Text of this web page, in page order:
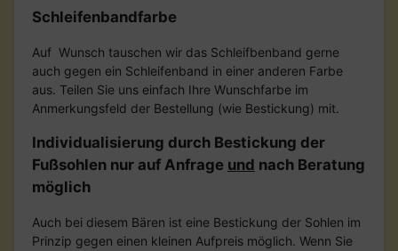
Schleifenbandfarbe
Auf Wunsch tauschen wir das Schleifbenband gerne
auch gegen ein Schleifenband in einer anderen Farbe
aus. Teilen Sie uns einfach Ihre Wunschfarbe im
Anmerkungsfeld der Bestellung (wie Bestickung) mit.
Individualisierung durch Bestickung der
Fußsohlen nur auf Anfrage und nach Beratung
möglich
Auch bei diesem Bären ist eine Bestickung der Sohlen im
Prinzip gegen einen kleinen Aufpreis möglich. Wenn Sie